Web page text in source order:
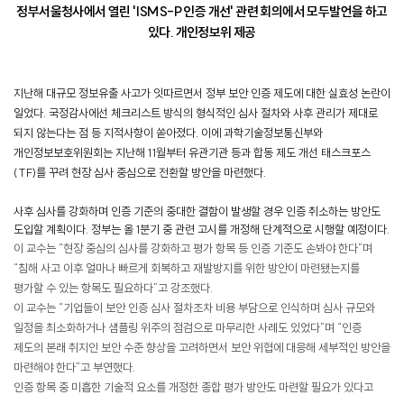
정부서울청사에서 열린 'ISMS-P 인증 개선' 관련 회의에서 모두발언을 하고
있다. 개인정보위 제공
지난해 대규모 정보유출 사고가 잇따르면서 정부 보안 인증 제도에 대한 실효성 논란이
일었다. 국정감사에선 체크리스트 방식의 형식적인 심사 절차와 사후 관리가 제대로
되지 않는다는 점 등 지적사항이 쏟아졌다. 이에 과학기술정보통신부와
개인정보보호위원회는 지난해 11월부터 유관기관 등과 합동 제도 개선 태스크포스
(TF)를 꾸려 현장 심사 중심으로 전환할 방안을 마련했다.
사후 심사를 강화하며 인증 기준의 중대한 결함이 발생할 경우 인증 취소하는 방안도
도입할 계획이다. 정부는 올 1분기 중 관련 고시를 개정해 단계적으로 시행할 예정이다.
이 교수는 “현장 중심의 심사를 강화하고 평가 항목 등 인증 기준도 손봐야 한다”며
“침해 사고 이후 얼마나 빠르게 회복하고 재발방지를 위한 방안이 마련됐는지를
평가할 수 있는 항목도 필요하다”고 강조했다.
이 교수는 “기업들이 보안 인증 심사 절차조차 비용 부담으로 인식하며 심사 규모와
일정을 최소화하거나 샘플링 위주의 점검으로 마무리한 사례도 있었다”며 “인증
제도의 본래 취지인 보안 수준 향상을 고려하면서 보안 위협에 대응해 세부적인 방안을
마련해야 한다”고 부연했다.
인증 항목 중 미흡한 기술적 요소를 개정한 종합 평가 방안도 마련할 필요가 있다고